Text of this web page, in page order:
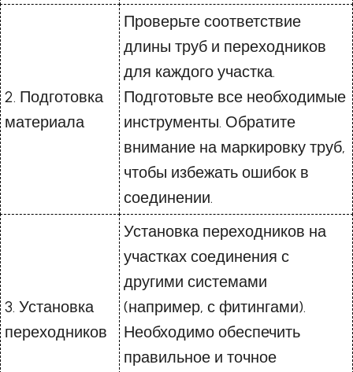
2. Подготовка
материала
Проверьте соответствие
длины труб и переходников
для каждого участка.
Подготовьте все необходимые
инструменты. Обратите
внимание на маркировку труб,
чтобы избежать ошибок в
соединении.
3. Установка
переходников
Установка переходников на
участках соединения с
другими системами
(например, с фитингами).
Необходимо обеспечить
правильное и точное